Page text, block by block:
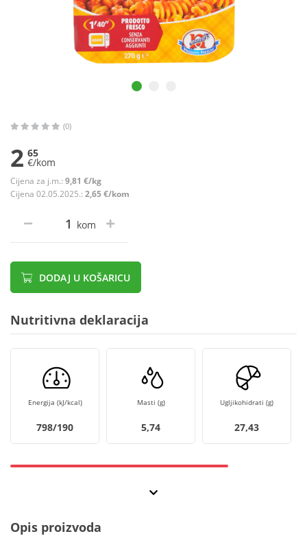
(0)
2 65
€/kom
Cijena za j.m.: 9,81 €/kg
Cijena 02.05.2025.: 2,65 €/kom
kom
DODAJ U KOŠARICU
Nutritivna deklaracija
Energija (kJ/kcal)
798/190
Masti (g)
5,74
Ugljikohidrati (g)
27,43
Opis proizvoda